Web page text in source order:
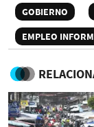
GOBIERNO
EMPLEO